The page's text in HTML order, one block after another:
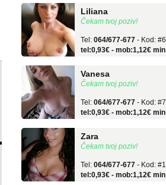
Čekam tvoj poziv!
064/677-677
tel:0,93€ - mob:1,12€ min
Čekam tvoj poziv!
064/677-677
tel:0,93€ - mob:1,12€ min
Čekam tvoj poziv!
064/677-677
tel:0,93€ - mob:1,12€ min